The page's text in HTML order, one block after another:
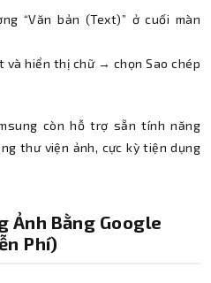
“Văn bản (Text)” ở cuối màn
và hiển thị chữ → chọn Sao chép
còn hỗ trợ sẵn tính năng
thư viện ảnh, cực kỳ tiện dụng
Ảnh Bằng Google
Phí)